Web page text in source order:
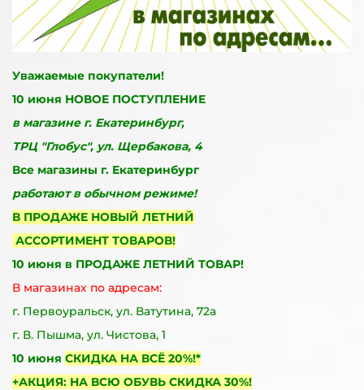
Уважаемые покупатели!
10 июня НОВОЕ ПОСТУПЛЕНИЕ
в магазине г. Екатеринбург,
ТРЦ "Глобус", ул. Щербакова, 4
Все магазины г. Екатеринбург
работают в обычном режиме!
В ПРОДАЖЕ НОВЫЙ ЛЕТНИЙ
АССОРТИМЕНТ ТОВАРОВ!
10 июня в ПРОДАЖЕ ЛЕТНИЙ ТОВАР!
В магазинах по адресам:
г. Первоуральск, ул. Ватутина, 72а
г. В. Пышма, ул. Чистова, 1
10 июня СКИДКА НА ВСЁ 20%!*
+АКЦИЯ: НА ВСЮ ОБУВЬ СКИДКА 30%!